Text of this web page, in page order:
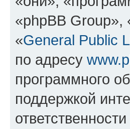
«phpBB Group»,
«General Public
по адресу
программного
поддержкой